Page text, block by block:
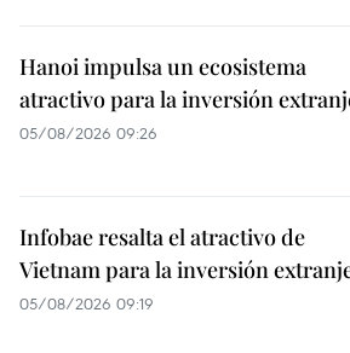
Hanoi impulsa un ecosistema
atractivo para la inversión
05/08/2026 09:26
Infobae resalta el atractivo de
Vietnam para la inversión
05/08/2026 09:19